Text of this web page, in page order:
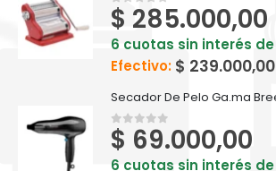
0out of 5
$ 285.000,00
6 cuotas sin interés de
Efectivo: $ 239.000,00
0out of 5
$ 69.000,00
6 cuotas sin interés de